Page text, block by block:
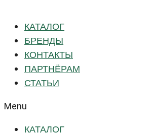
КАТАЛОГ
БРЕНДЫ
КОНТАКТЫ
ПАРТНЁРАМ
СТАТЬИ
Menu
КАТАЛОГ